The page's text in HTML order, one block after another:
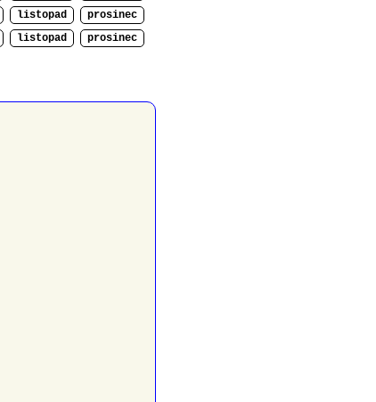
listopad
prosinec
listopad prosinec